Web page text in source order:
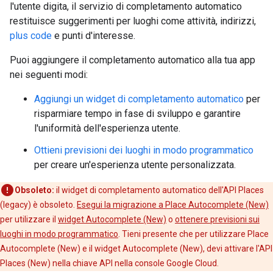
l'utente digita, il servizio di completamento automatico
restituisce suggerimenti per luoghi come attività, indirizzi,
plus code e punti d'interesse.
Puoi aggiungere il completamento automatico alla tua app
nei seguenti modi:
Aggiungi un widget di completamento automatico per
risparmiare tempo in fase di sviluppo e garantire
l'uniformità dell'esperienza utente.
Ottieni previsioni dei luoghi in modo programmatico
per creare un'esperienza utente personalizzata.
Obsoleto: il widget di completamento automatico dell'API Places
(legacy) è obsoleto. Esegui la migrazione a Place Autocomplete (New)
per utilizzare il widget Autocomplete (New) o ottenere previsioni sui
luoghi in modo programmatico . Tieni presente che per utilizzare Place
Autocomplete (New) e il widget Autocomplete (New), devi attivare l'API
Places (New) nella chiave API nella console Google Cloud.